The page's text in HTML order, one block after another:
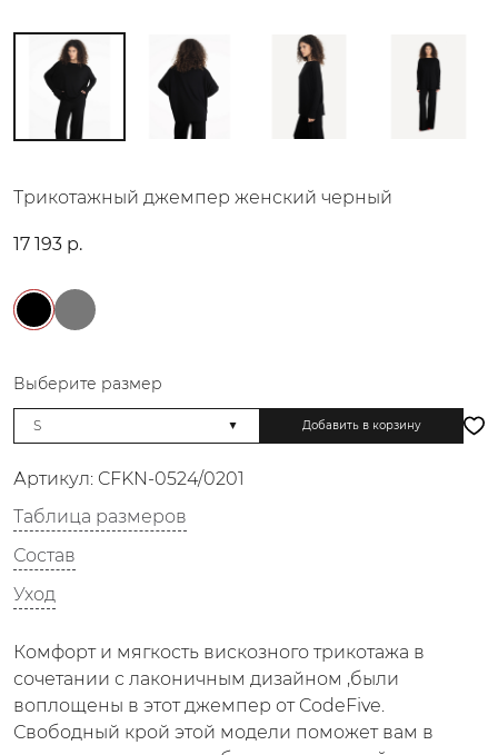
Трикотажный джемпер женский черный
17 193 р.
Выберите размер
Добавить в корзину
Артикул: CFKN-0524/0201
Таблица размеров
Состав
Уход
Комфорт и мягкость вискозного трикотажа в
сочетании с лаконичным дизайном ,были
воплощены в этот джемпер от CodeFive.
Свободный крой этой модели поможет вам в